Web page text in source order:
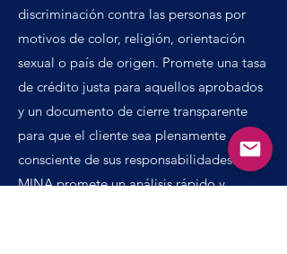
discriminación contra las personas por
motivos de color, religión, orientación
sexual o país de origen. Promete una tasa
de crédito justa para aquellos aprobados
y un documento de cierre transparente
para que el cliente sea plenamente
consciente de sus responsabilidades.
MINA promete un análisis rápido y